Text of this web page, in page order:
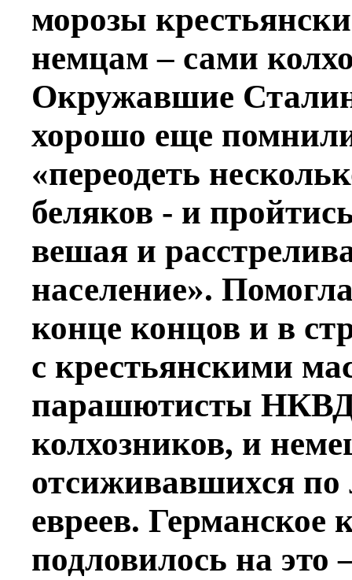
морозы
немцам – сами
Окружавшие
хорошо еще
«переодеть
беляков - и
вешая и
население».
конце концов и в
с крестьянскими
парашютисты НКВД
колхозников, и
отсиживавшихся
евреев. Германское
подловилось на это